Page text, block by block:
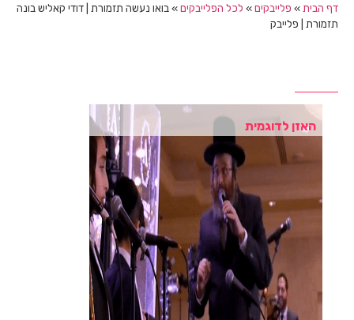
דף הבית » פלייבקים» לכל הפלייבקים» בואו נעשה תזמורת | דודי קאליש בונה
תזמורת | פלייבק
האזן לדוגמית